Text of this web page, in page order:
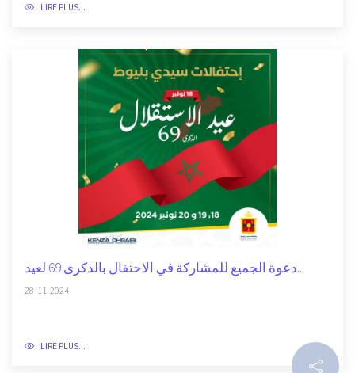
LIRE PLUS...
دعوة الجميع للمشاركة في الاحتفال بالذكرى 69 لعيد...
28-11-2024
LIRE PLUS...